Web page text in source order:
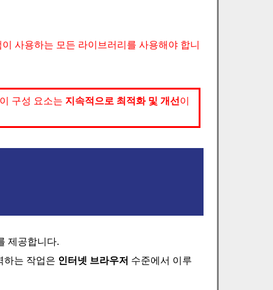
이 사용하는 모든 라이브러리를 사용해야 합니
구성 요소는 지속적으로 최적화 및 개선 이
제공합니다.
하는 작업은 인터넷 브라우저 수준에서 이루